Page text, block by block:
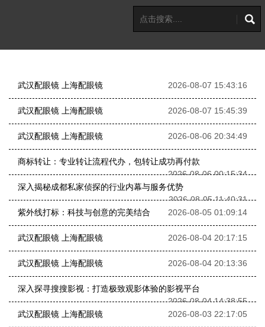
武汉配眼镜 上海配眼镜 2026-08-07 15:43:16
武汉配眼镜 上海配眼镜 2026-08-07 15:45:39
武汉配眼镜 上海配眼镜 2026-08-06 20:34:49
商标转让：专业转让流程代办，包转让成功再付款
2026-08-06 00:15:34
深入揭秘成都私家侦探的行业内幕与服务优势
2026-08-05 11:40:31
紫外线打标：科技与创意的完美结合
2026-08-05 01:09:14
武汉配眼镜 上海配眼镜 2026-08-04 20:17:15
武汉配眼镜 上海配眼镜 2026-08-04 20:13:36
深入探寻搜搜影视：打造极致观影体验的影视平台
2026-08-04 14:38:55
武汉配眼镜 上海配眼镜
2026-08-03 22:17:05